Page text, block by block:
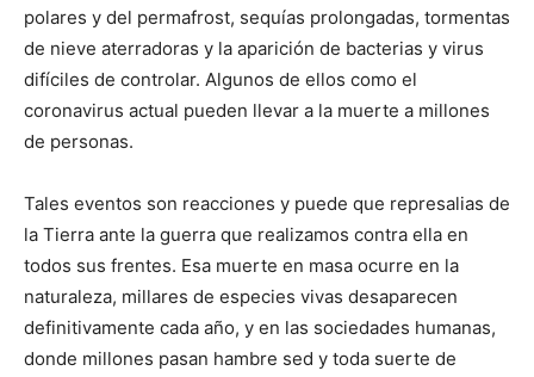
polares y del permafrost, sequías prolongadas, tormentas
de nieve aterradoras y la aparición de bacterias y virus
difíciles de controlar. Algunos de ellos como el
coronavirus actual pueden llevar a la muerte a millones
de personas.
Tales eventos son reacciones y puede que represalias de
la Tierra ante la guerra que realizamos contra ella en
todos sus frentes. Esa muerte en masa ocurre en la
naturaleza, millares de especies vivas desaparecen
definitivamente cada año, y en las sociedades humanas,
donde millones pasan hambre sed y toda suerte de